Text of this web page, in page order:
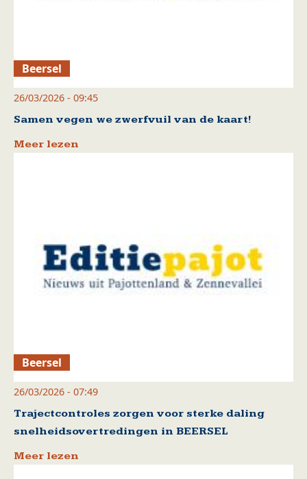
Beersel
26/03/2026 - 09:45
Samen vegen we zwerfvuil van de kaart!
Meer lezen
Beersel
26/03/2026 - 07:49
Trajectcontroles zorgen voor sterke daling
snelheidsovertredingen in BEERSEL
Meer lezen